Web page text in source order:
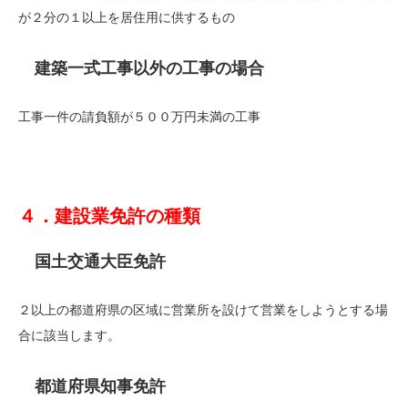
が２分の１以上を居住用に供するもの
建築一式工事以外の工事の場合
工事一件の請負額が５００万円未満の工事
４．建設業免許の種類
国土交通大臣免許
２以上の都道府県の区域に営業所を設けて営業をしようとする場
合に該当します。
都道府県知事免許